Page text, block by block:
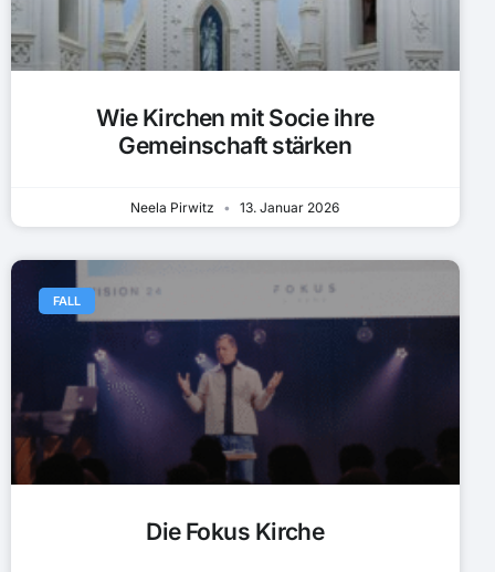
Wie Kirchen mit Socie ihre
Gemeinschaft stärken
Neela Pirwitz 13. Januar 2026
FALL
Die Fokus Kirche